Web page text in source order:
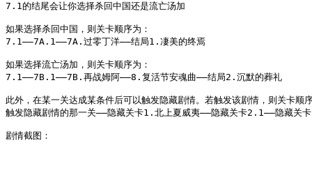
7.1的结尾会让你选择杀回中国还是流亡汤加
如果选择杀回中国，则关卡顺序为：
7.1——7A.1——7A.过零丁洋——结局1.凄美的终焉
如果选择流亡汤加，则关卡顺序为：
7.1——7B.1——7B.再战姆阿——8.复活节安魂曲——结局2.沉默的葬礼
此外，在某一关达成某条件后可以触发隐藏剧情。若触发该剧情，则关卡顺
触发隐藏剧情的那一关——隐藏关卡1.北上夏威夷——隐藏关卡2.1——隐藏关
剧情截图：